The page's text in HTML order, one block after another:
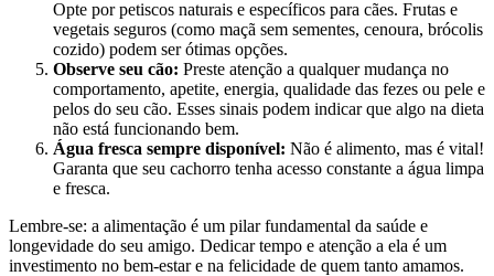
Opte por petiscos naturais e específicos para cães. Frutas e
vegetais seguros (como maçã sem sementes, cenoura, brócolis
cozido) podem ser ótimas opções.
Observe seu cão: Preste atenção a qualquer mudança no
comportamento, apetite, energia, qualidade das fezes ou pele e
pelos do seu cão. Esses sinais podem indicar que algo na dieta
não está funcionando bem.
Água fresca sempre disponível: Não é alimento, mas é vital!
Garanta que seu cachorro tenha acesso constante a água limpa
e fresca.
Lembre-se: a alimentação é um pilar fundamental da saúde e
longevidade do seu amigo. Dedicar tempo e atenção a ela é um
investimento no bem-estar e na felicidade de quem tanto amamos.